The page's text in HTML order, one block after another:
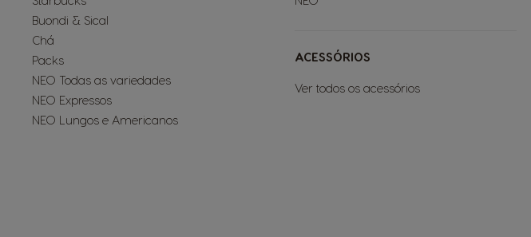
Buondi & Sical
Chá
Packs
NEO Todas as variedades
NEO Expressos
NEO Lungos e Americanos
ACESSÓRIOS
Ver todos os acessórios